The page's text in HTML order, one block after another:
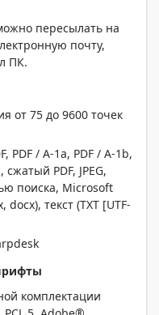
пересылать на
почту,
ПК.
от 75 до 9600 точек
PDF / A-1a, PDF / A-1b,
PDF, JPEG,
поиска, Microsoft
текст (TXT [UTF-
комплектации